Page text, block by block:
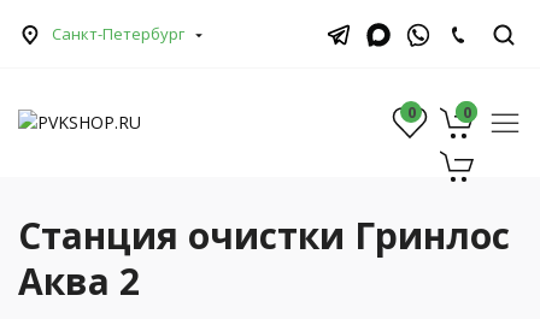
Санкт-Петербург
0 0
0
Станция очистки Гринлос
Аква 2